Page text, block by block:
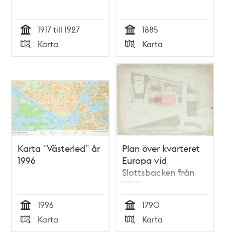
Tid
1917 till 1927
Typ
Karta Tid
1885
Typ
Karta
Karta "Västerled" år
1996
Tid
1996
Typ
Karta
Plan över kvarteret
Europa vid
Slottsbacken från
1790
Tid
1790
Typ
Karta